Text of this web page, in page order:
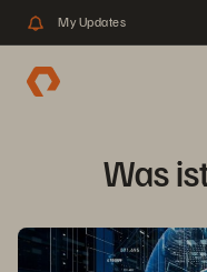
My Updates
Was